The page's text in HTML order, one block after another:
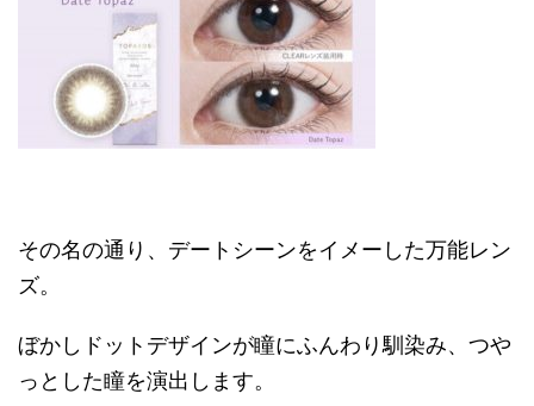
その名の通り、デートシーンをイメーした万能レン
ズ。
ぼかしドットデザインが瞳にふんわり馴染み、つや
っとした瞳を演出します。